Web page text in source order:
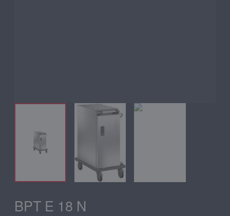
BPT E 18 N